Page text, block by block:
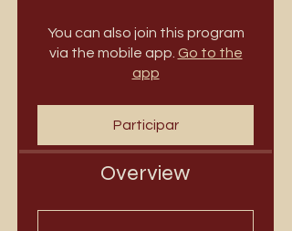
You can also join this program
via the mobile app. Go to the
app
Participar
Overview